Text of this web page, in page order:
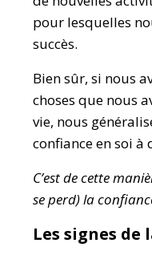
pour lesquelles
succès.
Bien sûr, si nous
choses que nous
vie, nous
confiance en soi à
C’est de cette
seperd) la
Les signes de